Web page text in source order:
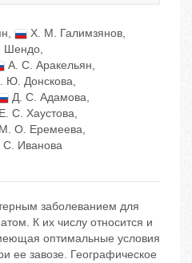
, Х. М. Галимзянов,
Шендо,
А. С. Аракельян,
Ю. Донскова,
Д. С. Адамова,
Е. С. Хаустова,
М. О. Еремеева,
С. Иванова
заболеванием для
К их числу относится и
оптимальные условия
ее завозе. Географическое